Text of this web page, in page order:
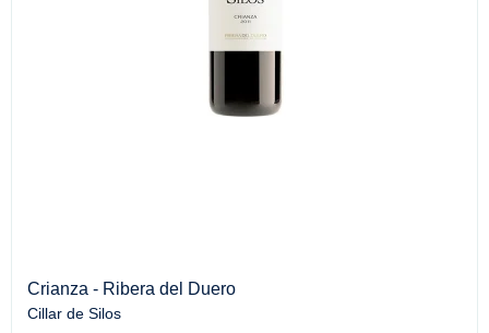
Crianza - Ribera del Duero
Cillar de Silos